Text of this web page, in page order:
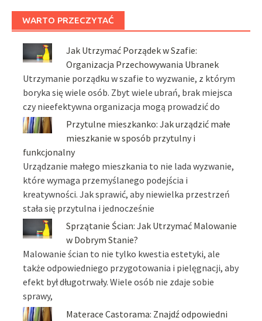
WARTO PRZECZYTAĆ
Jak Utrzymać Porządek w Szafie:
Organizacja Przechowywania Ubranek
Utrzymanie porządku w szafie to wyzwanie, z którym
boryka się wiele osób. Zbyt wiele ubrań, brak miejsca
czy nieefektywna organizacja mogą prowadzić do
Przytulne mieszkanko: Jak urządzić małe
mieszkanie w sposób przytulny i
funkcjonalny
Urządzanie małego mieszkania to nie lada wyzwanie,
które wymaga przemyślanego podejścia i
kreatywności. Jak sprawić, aby niewielka przestrzeń
stała się przytulna i jednocześnie
Sprzątanie Ścian: Jak Utrzymać Malowanie
w Dobrym Stanie?
Malowanie ścian to nie tylko kwestia estetyki, ale
także odpowiedniego przygotowania i pielęgnacji, aby
efekt był długotrwały. Wiele osób nie zdaje sobie
sprawy,
Materace Castorama: Znajdź odpowiedni